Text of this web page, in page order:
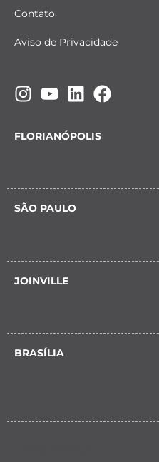
Contato
Aviso de Privacidade
FLORIANÓPOLIS
SÃO PAULO
JOINVILLE
BRASÍLIA